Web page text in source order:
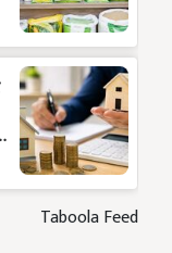
Taboola Feed